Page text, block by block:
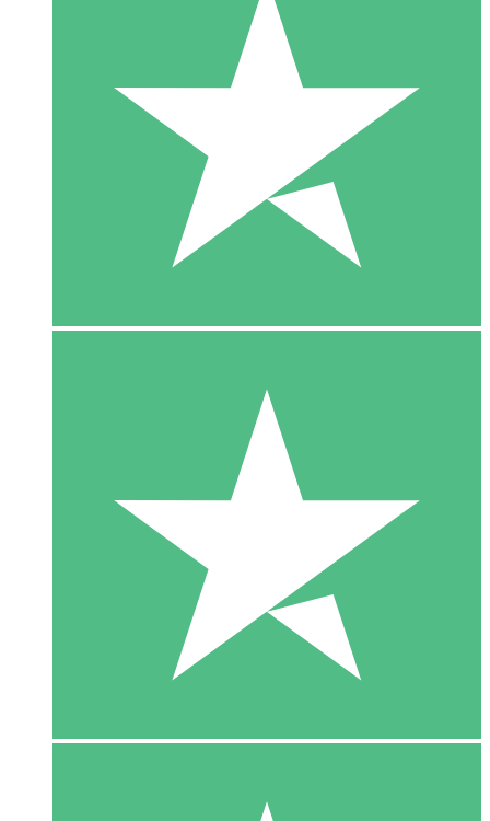
20 00